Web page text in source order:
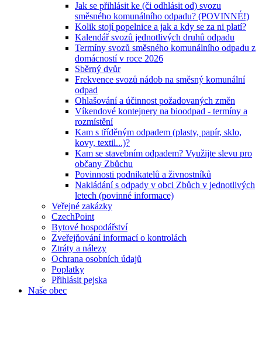
Jak se přihlásit ke (či odhlásit od) svozu
směsného komunálního odpadu? (POVINNÉ!)
Kolik stojí popelnice a jak a kdy se za ni platí?
Kalendář svozů jednotlivých druhů odpadu
Termíny svozů směsného komunálního odpadu z
domácností v roce 2026
Sběrný dvůr
Frekvence svozů nádob na směsný komunální
odpad
Ohlašování a účinnost požadovaných změn
Víkendové kontejnery na bioodpad - termíny a
rozmístění
Kam s tříděným odpadem (plasty, papír, sklo,
kovy, textil...)?
Kam se stavebním odpadem? Využijte slevu pro
občany Zbůchu
Povinnosti podnikatelů a živnostníků
Nakládání s odpady v obci Zbůch v jednotlivých
letech (povinné informace)
Veřejné zakázky
CzechPoint
Bytové hospodářství
Zveřejňování informací o kontrolách
Ztráty a nálezy
Ochrana osobních údajů
Poplatky
Přihlásit pejska
Naše obec